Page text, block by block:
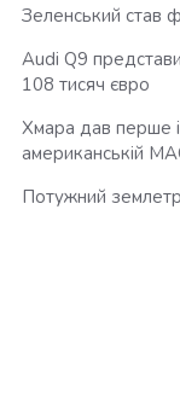
Зеленський став
Audi Q9
108 тисяч євро
Хмара дав перше
американській
Потужний